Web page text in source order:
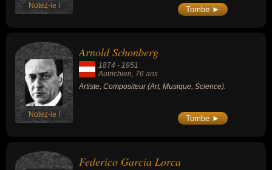
Notez-le ! Tombe ►
Notez-le !
Arnold Schonberg
1874 - 1951
Autrichien, 76 ans
Artiste, Compositeur (Art, Musique, Science).
Tombe ►
Federico Garcia Lorca